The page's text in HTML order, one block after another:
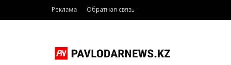
Реклама Обратная связь